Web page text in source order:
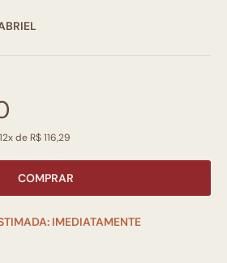
de R$ 116,29
COMPRAR
IMEDIATAMENTE